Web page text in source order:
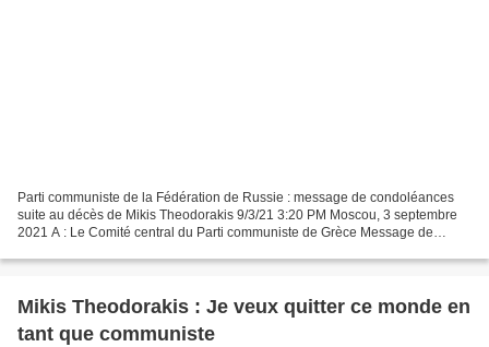
Parti communiste de la Fédération de Russie : message de condoléances
suite au décès de Mikis Theodorakis 9/3/21 3:20 PM Moscou, 3 septembre
2021 A : Le Comité central du Parti communiste de Grèce Message de
Mikis Theodorakis : Je veux quitter ce monde en
tant que communiste